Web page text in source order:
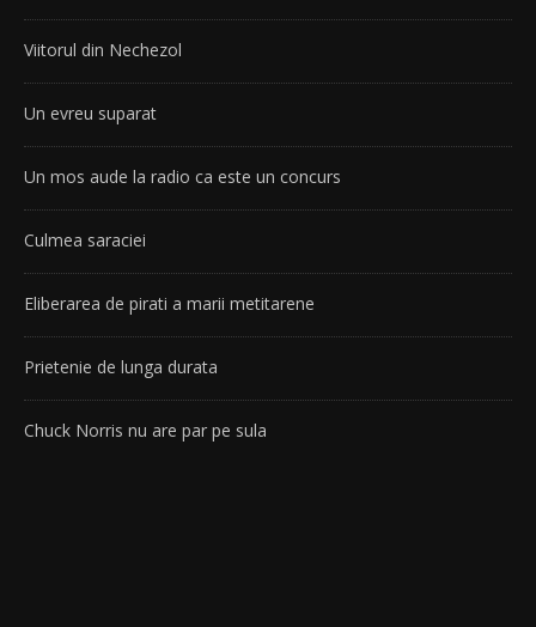
Viitorul din Nechezol
Un evreu suparat
Un mos aude la radio ca este un concurs
Culmea saraciei
Eliberarea de pirati a marii metitarene
Prietenie de lunga durata
Chuck Norris nu are par pe sula